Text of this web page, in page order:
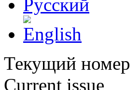
Текущий номер
Current issue